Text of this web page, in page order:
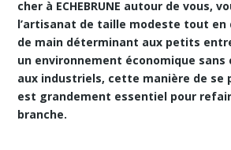
cher à ECHEBRUNE autour de vous,
l’artisanat de taille modeste tout en
de main déterminant aux petits
un environnement économique sans
aux industriels, cette manière de se
est grandement essentiel pour
branche.